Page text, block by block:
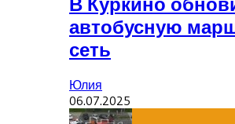
В Куркино
автобусную
сеть
Юлия
06.07.2025